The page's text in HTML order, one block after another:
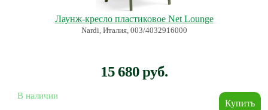
Лаунж-кресло пластиковое Net Lounge
Nardi, Италия, 003/4032916000
15 680 руб.
В наличии